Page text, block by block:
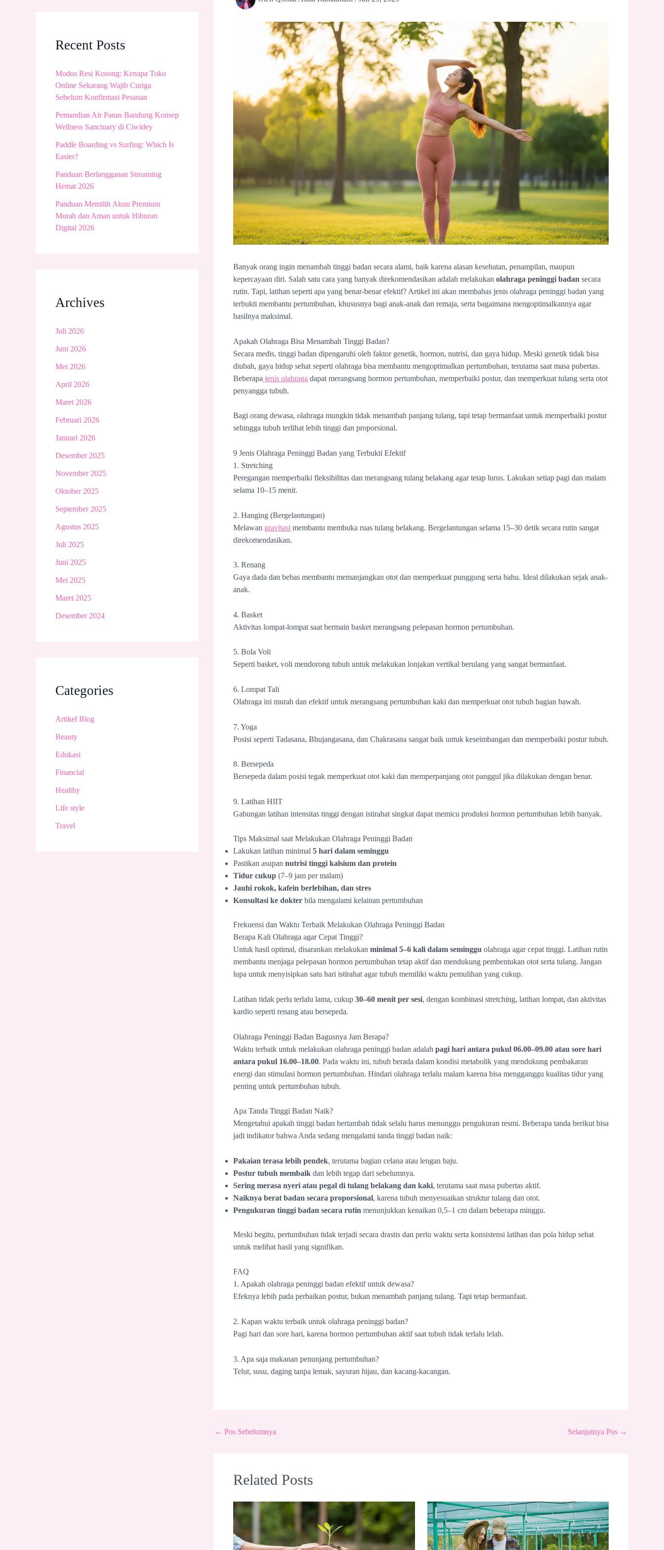
Recent Posts
Modus Resi Kosong: Kenapa Toko
Online Sekarang Wajib Curiga
Sebelum Konfirmasi Pesanan
Pemandian Air Panas Bandung Konsep
Wellness Sanctuary di Ciwidey
Paddle Boarding vs Surfing: Which Is
Easier?
Panduan Berlangganan Streaming
Hemat 2026
Panduan Memilih Akun Premium
Murah dan Aman untuk Hiburan
Digital 2026
Archives
Juli 2026
Juni 2026
Mei 2026
April 2026
Maret 2026
Februari 2026
Januari 2026
Desember 2025
November 2025
Oktober 2025
September 2025
Agustus 2025
Juli 2025
Juni 2025
Mei 2025
Maret 2025
Desember 2024
Categories
Artikel Blog
Beauty
Edukasi
Financial
Healthy
Life style
Travel
Banyak orang ingin menambah tinggi badan secara alami, baik karena alasan kesehatan, penampilan, maupun
kepercayaan diri. Salah satu cara yang banyak direkomendasikan adalah melakukan olahraga peninggi badan secara
rutin. Tapi, latihan seperti apa yang benar-benar efektif? Artikel ini akan membahas jenis olahraga peninggi badan yang
terbukti membantu pertumbuhan, khususnya bagi anak-anak dan remaja, serta bagaimana mengoptimalkannya agar
hasilnya maksimal.
Apakah Olahraga Bisa Menambah Tinggi Badan?
Secara medis, tinggi badan dipengaruhi oleh faktor genetik, hormon, nutrisi, dan gaya hidup. Meski genetik tidak bisa
diubah, gaya hidup sehat seperti olahraga bisa membantu mengoptimalkan pertumbuhan, terutama saat masa pubertas.
Beberapa jenis olahraga dapat merangsang hormon pertumbuhan, memperbaiki postur, dan memperkuat tulang serta otot
penyangga tubuh.
Bagi orang dewasa, olahraga mungkin tidak menambah panjang tulang, tapi tetap bermanfaat untuk memperbaiki postur
sehingga tubuh terlihat lebih tinggi dan proporsional.
9 Jenis Olahraga Peninggi Badan yang Terbukti Efektif
1. Stretching
Peregangan memperbaiki fleksibilitas dan merangsang tulang belakang agar tetap lurus. Lakukan setiap pagi dan malam
selama 10–15 menit.
2. Hanging (Bergelantungan)
Melawan gravitasi membantu membuka ruas tulang belakang. Bergelantungan selama 15–30 detik secara rutin sangat
direkomendasikan.
3. Renang
Gaya dada dan bebas membantu memanjangkan otot dan memperkuat punggung serta bahu. Ideal dilakukan sejak anak-
anak.
4. Basket
Aktivitas lompat-lompat saat bermain basket merangsang pelepasan hormon pertumbuhan.
5. Bola Voli
Seperti basket, voli mendorong tubuh untuk melakukan lonjakan vertikal berulang yang sangat bermanfaat.
6. Lompat Tali
Olahraga ini murah dan efektif untuk merangsang pertumbuhan kaki dan memperkuat otot tubuh bagian bawah.
7. Yoga
Posisi seperti Tadasana, Bhujangasana, dan Chakrasana sangat baik untuk keseimbangan dan memperbaiki postur tubuh.
8. Bersepeda
Bersepeda dalam posisi tegak memperkuat otot kaki dan memperpanjang otot panggul jika dilakukan dengan benar.
9. Latihan HIIT
Gabungan latihan intensitas tinggi dengan istirahat singkat dapat memicu produksi hormon pertumbuhan lebih banyak.
Tips Maksimal saat Melakukan Olahraga Peninggi Badan
Lakukan latihan minimal 5 hari dalam seminggu
Pastikan asupan nutrisi tinggi kalsium dan protein
Tidur cukup (7–9 jam per malam)
Jauhi rokok, kafein berlebihan, dan stres
Konsultasi ke dokter bila mengalami kelainan pertumbuhan
Frekuensi dan Waktu Terbaik Melakukan Olahraga Peninggi Badan
Berapa Kali Olahraga agar Cepat Tinggi?
Untuk hasil optimal, disarankan melakukan minimal 5–6 kali dalam seminggu olahraga agar cepat tinggi. Latihan rutin
membantu menjaga pelepasan hormon pertumbuhan tetap aktif dan mendukung pembentukan otot serta tulang. Jangan
lupa untuk menyisipkan satu hari istirahat agar tubuh memiliki waktu pemulihan yang cukup.
Latihan tidak perlu terlalu lama, cukup 30–60 menit per sesi, dengan kombinasi stretching, latihan lompat, dan aktivitas
kardio seperti renang atau bersepeda.
Olahraga Peninggi Badan Bagusnya Jam Berapa?
Waktu terbaik untuk melakukan olahraga peninggi badan adalah pagi hari antara pukul 06.00–09.00 atau sore hari
antara pukul 16.00–18.00. Pada waktu ini, tubuh berada dalam kondisi metabolik yang mendukung pembakaran
energi dan stimulasi hormon pertumbuhan. Hindari olahraga terlalu malam karena bisa mengganggu kualitas tidur yang
penting untuk pertumbuhan tubuh.
Apa Tanda Tinggi Badan Naik?
Mengetahui apakah tinggi badan bertambah tidak selalu harus menunggu pengukuran resmi. Beberapa tanda berikut bisa
jadi indikator bahwa Anda sedang mengalami tanda tinggi badan naik:
Pakaian terasa lebih pendek, terutama bagian celana atau lengan baju.
Postur tubuh membaik dan lebih tegap dari sebelumnya.
Sering merasa nyeri atau pegal di tulang belakang dan kaki, terutama saat masa pubertas aktif.
Naiknya berat badan secara proporsional, karena tubuh menyesuaikan struktur tulang dan otot.
Pengukuran tinggi badan secara rutin menunjukkan kenaikan 0,5–1 cm dalam beberapa minggu.
Meski begitu, pertumbuhan tidak terjadi secara drastis dan perlu waktu serta konsistensi latihan dan pola hidup sehat
untuk melihat hasil yang signifikan.
FAQ
1. Apakah olahraga peninggi badan efektif untuk dewasa?
Efeknya lebih pada perbaikan postur, bukan menambah panjang tulang. Tapi tetap bermanfaat.
2. Kapan waktu terbaik untuk olahraga peninggi badan?
Pagi hari dan sore hari, karena hormon pertumbuhan aktif saat tubuh tidak terlalu lelah.
3. Apa saja makanan penunjang pertumbuhan?
Telur, susu, daging tanpa lemak, sayuran hijau, dan kacang-kacangan.
← Pos Sebelumnya Selanjutnya Pos →
Related Posts